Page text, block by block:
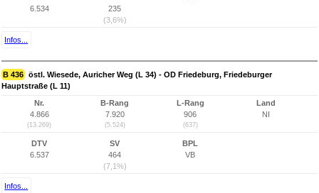
6.534
235
(3,6%)
Infos...
B 436 östl. Wiesede, Auricher Weg (L 34) - OD Friedeburg, Friedeburger
Hauptstraße (L 11)
Nr.
4.866
(13.269)
B-Rang
7.920
(5.524)
L-Rang
906
(637)
Land
NI
DTV
6.537
SV
464
(7,1%)
BPL
VB
Infos...